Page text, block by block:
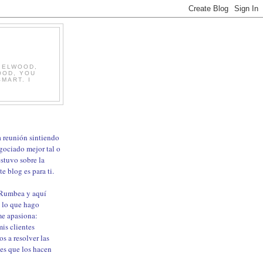
YOU
I
reunión sintiendo
mejor tal o
sobre la
blog es para ti.
y aquí
que hago
apasiona:
clientes
a resolver las
que los hacen